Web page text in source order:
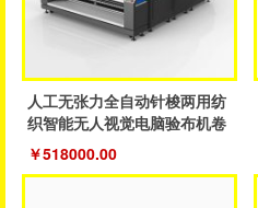
人工无张力全自动针梭两用纺
织智能无人视觉电脑验布机卷
布机
￥518000.00